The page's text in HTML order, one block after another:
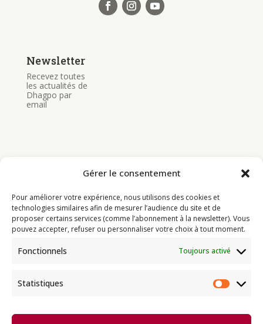
Gérer le consentement
Pour améliorer votre expérience, nous utilisons des cookies et
technologies similaires afin de mesurer l’audience du site et de
proposer certains services (comme l’abonnement à la newsletter). Vous
pouvez accepter, refuser ou personnaliser votre choix à tout moment.
Fonctionnels Toujours activé
Statistiques
Newsletter
Recevez toutes
les actualités de
Dhagpo par
email
Programme
Actualités
Ressources
Infos pratiques